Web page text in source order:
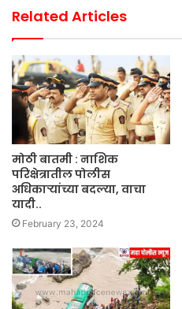
Related Articles
मोठी बातमी : नाशिक
परिक्षेत्रातील पोलीस
अधिकाऱ्यांच्या बदल्या, वाचा
यादी..
February 23, 2024